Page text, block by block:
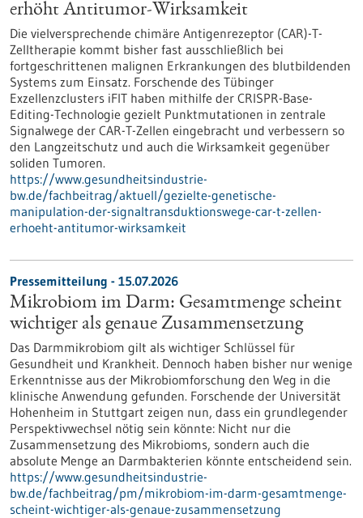
erhöht Antitumor-Wirksamkeit
Die vielversprechende chimäre Antigenrezeptor (CAR)-T-
Zelltherapie kommt bisher fast ausschließlich bei
fortgeschrittenen malignen Erkrankungen des blutbildenden
Systems zum Einsatz. Forschende des Tübinger
Exzellenzclusters iFIT haben mithilfe der CRISPR-Base-
Editing-Technologie gezielt Punktmutationen in zentrale
Signalwege der CAR-T-Zellen eingebracht und verbessern so
den Langzeitschutz und auch die Wirksamkeit gegenüber
soliden Tumoren.
https://www.gesundheitsindustrie-
bw.de/fachbeitrag/aktuell/gezielte-genetische-
manipulation-der-signaltransduktionswege-car-t-zellen-
erhoeht-antitumor-wirksamkeit
Pressemitteilung - 15.07.2026
Mikrobiom im Darm: Gesamtmenge scheint
wichtiger als genaue Zusammensetzung
Das Darmmikrobiom gilt als wichtiger Schlüssel für
Gesundheit und Krankheit. Dennoch haben bisher nur wenige
Erkenntnisse aus der Mikrobiomforschung den Weg in die
klinische Anwendung gefunden. Forschende der Universität
Hohenheim in Stuttgart zeigen nun, dass ein grundlegender
Perspektivwechsel nötig sein könnte: Nicht nur die
Zusammensetzung des Mikrobioms, sondern auch die
absolute Menge an Darmbakterien könnte entscheidend sein.
https://www.gesundheitsindustrie-
bw.de/fachbeitrag/pm/mikrobiom-im-darm-gesamtmenge-
scheint-wichtiger-als-genaue-zusammensetzung